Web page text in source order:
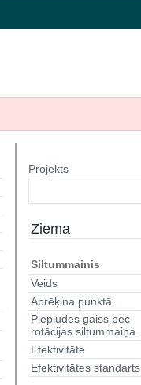
Projekts
Ziema
Siltummainis
Veids
Aprēķina punktā
Pieplūdes gaiss pēc
rotācijas siltummaiņa
Efektivitāte
Efektivitātes standarts